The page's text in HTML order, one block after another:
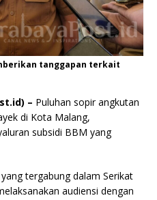
tanggapan terkait
– Puluhan sopir angkutan
di Kota Malang,
subsidi BBM yang
tergabung dalam Serikat
audiensi dengan